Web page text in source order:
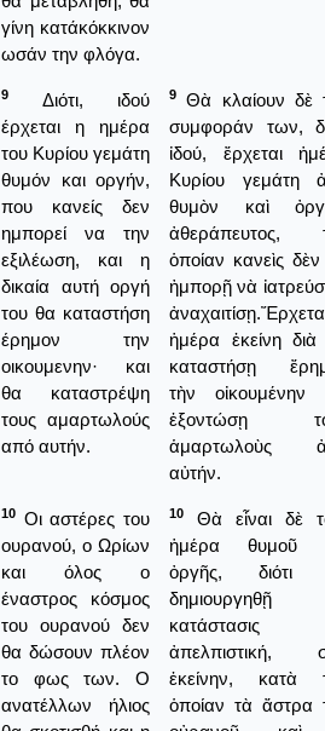
γίνη κατάκόκκινον
ωσάν την φλόγα.
9
Διότι, ιδού
έρχεται η ημέρα
του Κυρίου γεμάτη
θυμόν και οργήν,
που κανείς δεν
ημπορεί να την
εξιλέωση, και η
δικαία αυτή οργή
του θα καταστήση
έρημον την
οικουμενην· και
θα καταστρέψη
τους αμαρτωλούς
από αυτήν.
9
Θὰ κλαίουν δὲ
συμφοράν των,
ἰδού, ἔρχεται
Κυρίου γεμάτη
θυμὸν καὶ
ἀθεράπευτος,
ὁποίαν κανεὶς
ἠμπορῇ νὰ
ἡμέρα ἐκείνη
καταστήσῃ
τὴν οἰκουμένην
ἐξοντώσῃ
ἁμαρτωλοὺς
αὐτήν.
10 Οι αστέρες του
ουρανού, ο Ωρίων
και όλος ο
έναστρος κόσμος
του ουρανού δεν
θα δώσουν πλέον
το φως των. Ο
ανατέλλων ήλιος
10
Θὰ εἶναι δὲ
ἡμέρα θυμοῦ
ὀργῆς, διότι
δημιουργηθῇ
κατάστασις
ἀπελπιστική,
ἐκείνην, κατὰ
ὁποίαν τὰ ἄστρα